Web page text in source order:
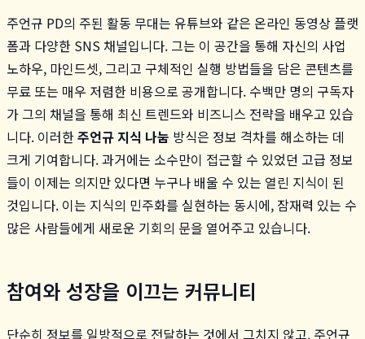
주언규 PD의 주된 활동 무대는 유튜브와 같은 온라인 동영상 플랫
폼과 다양한 SNS 채널입니다. 그는 이 공간을 통해 자신의 사업
노하우, 마인드셋, 그리고 구체적인 실행 방법들을 담은 콘텐츠를
무료 또는 매우 저렴한 비용으로 공개합니다. 수백만 명의 구독자
가 그의 채널을 통해 최신 트렌드와 비즈니스 전략을 배우고 있습
니다. 이러한주언규 지식 나눔 방식은 정보 격차를 해소하는 데
크게 기여합니다. 과거에는 소수만이 접근할 수 있었던 고급 정보
들이 이제는 의지만 있다면 누구나 배울 수 있는 열린 지식이 된
것입니다. 이는 지식의 민주화를 실현하는 동시에, 잠재력 있는 수
많은 사람들에게 새로운 기회의 문을 열어주고 있습니다.
참여와 성장을 이끄는 커뮤니티
단순히 정보를 일방적으로 전달하는 것에서 그치지 않고, 주언규